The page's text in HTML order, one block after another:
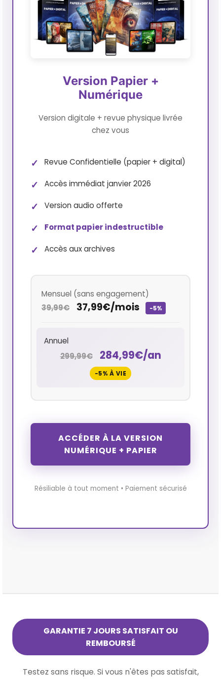
Version Papier +
Numérique
Version digitale + revue physique livrée
chez vous
Revue Confidentielle (papier + digital)
Accès immédiat janvier 2026
Version audio offerte
Format papier indestructible
Accès aux archives
Mensuel (sans engagement)
39,99€
37,99€/mois -5%
Annuel
299,99€
284,99€/an
-5% À VIE
ACCÉDER À LA VERSION
NUMÉRIQUE + PAPIER
Résiliable à tout moment • Paiement sécurisé
GARANTIE 7 JOURS SATISFAIT OU
REMBOURSÉ
Testez sans risque. Si vous n'êtes pas satisfait,